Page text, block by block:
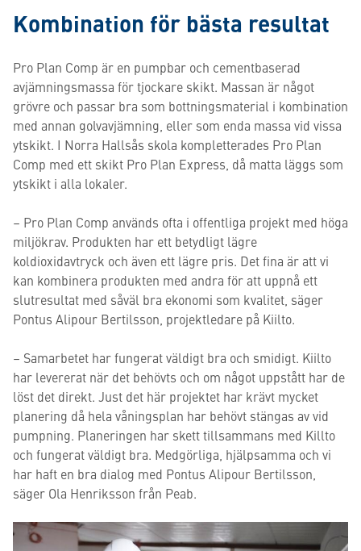
Kombination för bästa resultat
Pro Plan Comp är en pumpbar och cementbaserad
avjämningsmassa för tjockare skikt. Massan är något
grövre och passar bra som bottningsmaterial i kombination
med annan golvavjämning, eller som enda massa vid vissa
ytskikt. I Norra Hallsås skola kompletterades Pro Plan
Comp med ett skikt Pro Plan Express, då matta läggs som
ytskikt i alla lokaler.
– Pro Plan Comp används ofta i offentliga projekt med höga
miljökrav. Produkten har ett betydligt lägre
koldioxidavtryck och även ett lägre pris. Det fina är att vi
kan kombinera produkten med andra för att uppnå ett
slutresultat med såväl bra ekonomi som kvalitet, säger
Pontus Alipour Bertilsson, projektledare på Kiilto.
– Samarbetet har fungerat väldigt bra och smidigt. Kiilto
har levererat när det behövts och om något uppstått har de
löst det direkt. Just det här projektet har krävt mycket
planering då hela våningsplan har behövt stängas av vid
pumpning. Planeringen har skett tillsammans med Killto
och fungerat väldigt bra. Medgörliga, hjälpsamma och vi
har haft en bra dialog med Pontus Alipour Bertilsson,
säger Ola Henriksson från Peab.